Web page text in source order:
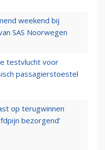
weekend bij
SAS Noorwegen
testvlucht voor
passagierstoestel
op terugwinnen
bezorgend’